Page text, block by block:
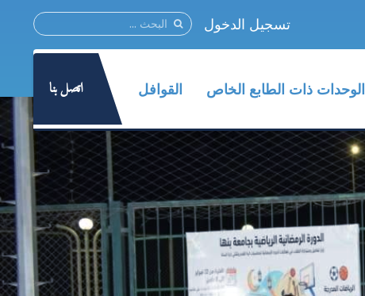
تسجيل الدخول
الوحدات ذات الطابع الخاص القوافل اتصل بنا